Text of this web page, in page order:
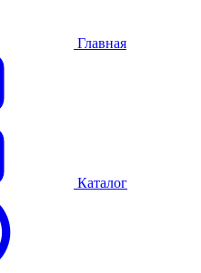
Главная
Каталог